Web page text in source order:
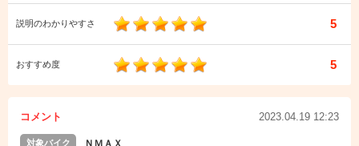
説明のわかりやすさ 5
おすすめ度 5
コメント 2023.04.19 12:23
対象バイク